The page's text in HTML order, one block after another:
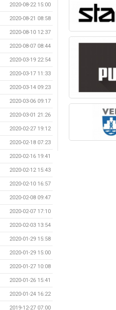
2020-08-22 15:00
2020-08-21 08:58
2020-08-10 12:37
2020-08-07 08:44
2020-03-19 22:54
2020-03-17 11:33
2020-03-14 09:23
2020-03-06 09:17
2020-03-01 21:26
2020-02-27 19:12
2020-02-18 07:23
2020-02-16 19:41
2020-02-12 15:43
2020-02-10 16:57
2020-02-08 09:47
2020-02-07 17:10
2020-02-03 13:54
2020-01-29 15:58
2020-01-29 15:00
2020-01-27 10:08
2020-01-26 15:41
2020-01-24 16:22
2019-12-27 07:00